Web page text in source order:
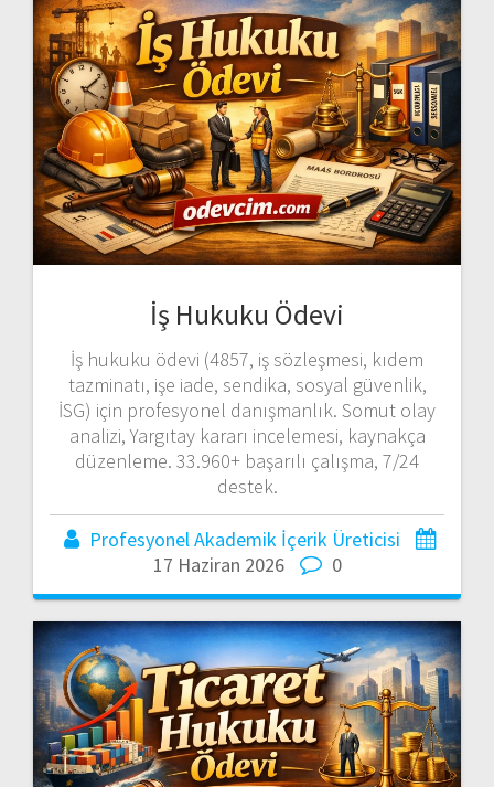
İş Hukuku Ödevi
İş hukuku ödevi (4857, iş sözleşmesi, kıdem
tazminatı, işe iade, sendika, sosyal güvenlik,
İSG) için profesyonel danışmanlık. Somut olay
analizi, Yargıtay kararı incelemesi, kaynakça
düzenleme. 33.960+ başarılı çalışma, 7/24
destek.
Profesyonel Akademik İçerik Üreticisi
17 Haziran 2026
0